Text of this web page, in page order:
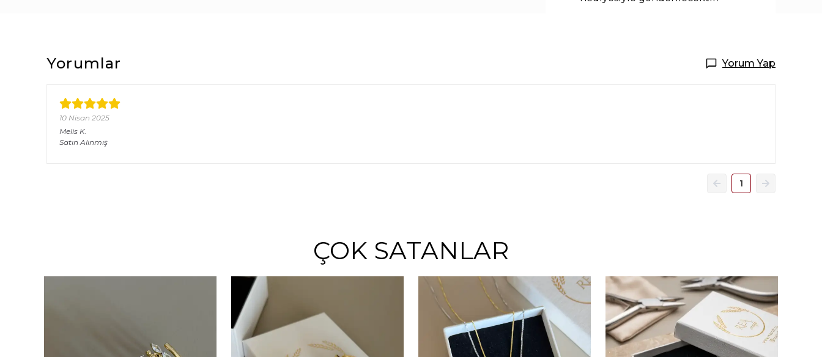
Yorumlar Yorum Yap
10 Nisan 2025
Melis K.
Satın Alınmış
1
ÇOK SATANLAR